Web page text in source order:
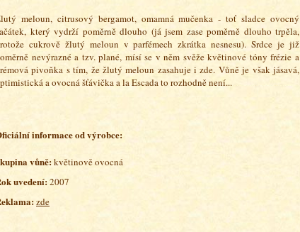
meloun, citrusový bergamot, omamná mučenka - toť sladce ovocný
který vydrží poměrně dlouho (já jsem zase poměrně dlouho trpěla,
cukrově žlutý meloun v parfémech zkrátka nesnesu).Srdce je již
nevýrazné a tzv. plané, mísí se v něm svěže květinové tóny frézie a
pivoňka s tím, že žlutý meloun zasahuje i zde. Vůně je však jásavá,
a ovocná šťávička a la Escada to rozhodně není...
ficiální informace od výrobce:
vůně:květinově ovocná
uvedení:2007
zde